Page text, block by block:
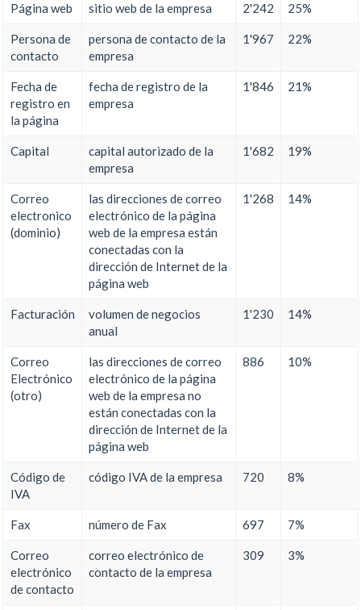
Página web sitio web de la empresa 2'242 25%
Persona de
contacto
persona de contacto de la
empresa
1'967 22%
Fecha de
registro en
la página
fecha de registro de la
empresa
1'846 21%
Capital
capital autorizado de la
empresa
1'682 19%
Correo
electronico
(dominio)
las direcciones de correo
electrónico de la página
web de la empresa están
conectadas con la
dirección de Internet de la
página web
1'268 14%
Facturación
volumen de negocios
anual
1'230 14%
Correo
Electrónico
(otro)
las direcciones de correo
electrónico de la página
web de la empresa no
están conectadas con la
dirección de Internet de la
página web
886 10%
Código de
IVA
código IVA de la empresa 720 8%
Fax número de Fax 697 7%
Correo
electrónico
de contacto
correo electrónico de
contacto de la empresa
309 3%